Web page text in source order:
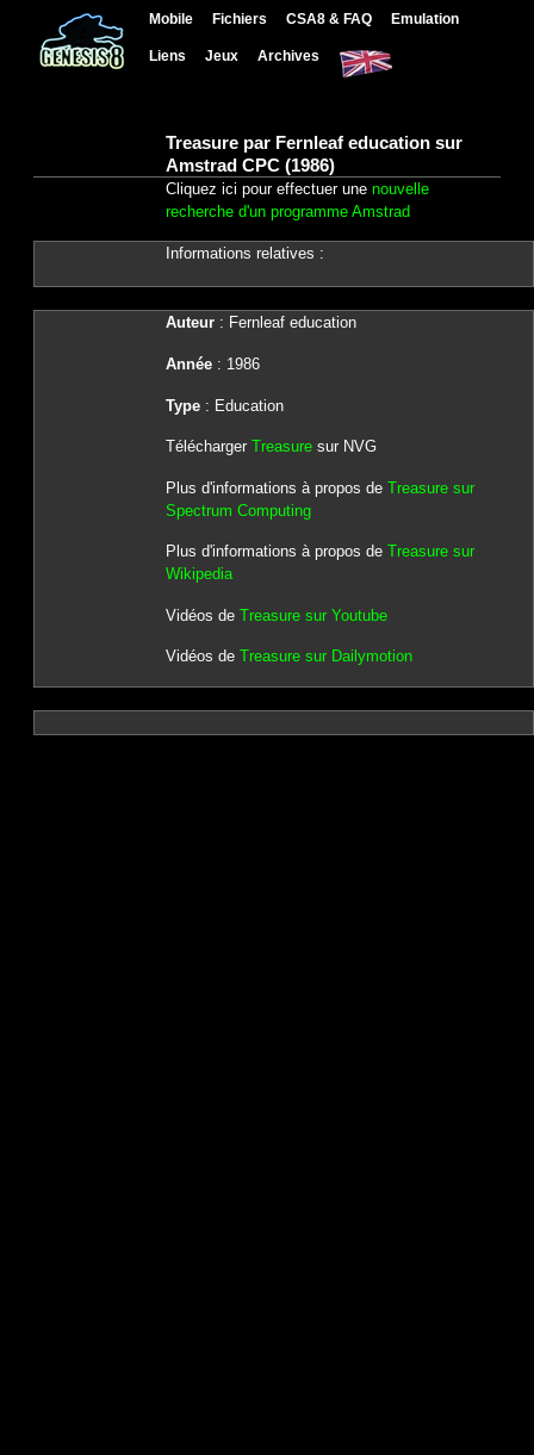
Mobile Fichiers CSA8 & FAQ Emulation
Liens Jeux Archives
Treasure par Fernleaf education sur
Amstrad CPC (1986)
Cliquez ici pour effectuer une nouvelle
recherche d'un programme Amstrad
Informations relatives :
Auteur: Fernleaf education
Année: 1986
Type: Education
Télécharger Treasuresur NVG
Plus d'informations à propos de Treasure sur
Spectrum Computing
Plus d'informations à propos de Treasure sur
Wikipedia
Vidéos de Treasure sur Youtube
Vidéos de Treasure sur Dailymotion